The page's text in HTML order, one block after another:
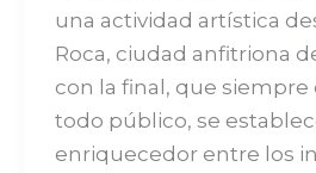
una actividad artística
Roca, ciudad anfitriona
con la final, que siempre
todo público, se
enriquecedor entre los